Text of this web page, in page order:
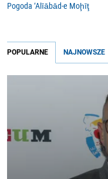
Pogoda ‘Alīābād-e Moḩīţ
POPULARNE NAJNOWSZE